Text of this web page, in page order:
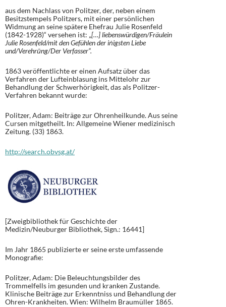
aus dem Nachlass von Politzer, der, neben einem
Besitzstempels Politzers, mit einer persönlichen
Widmung an seine spätere Ehefrau Julie Rosenfeld
(1842-1928)“ versehen ist: „[…] liebenswürdigen/Fräulein
Julie Rosenfeld/mit den Gefühlen der iṅigsten Liebe
und/Verehrūng/Der Verfasser“.
1863 veröffentlichte er einen Aufsatz über das
Verfahren der Lufteinblasung ins Mittelohr zur
Behandlung der Schwerhörigkeit, das als Politzer-
Verfahren bekannt wurde:
Politzer, Adam: Beiträge zur Ohrenheilkunde. Aus seine
Cursen mitgetheilt. In: Allgemeine Wiener medizinisch
Zeitung. (33) 1863.
http://search.obvsg.at/
[Zweigbibliothek für Geschichte der
Medizin/Neuburger Bibliothek, Sign.: 16441]
Im Jahr 1865 publizierte er seine erste umfassende
Monografie:
Politzer, Adam: Die Beleuchtungsbilder des
Trommelfells im gesunden und kranken Zustande.
Klinische Beiträge zur Erkenntniss und Behandlung der
Ohren-Krankheiten. Wien: Wilhelm Braumüller 1865.